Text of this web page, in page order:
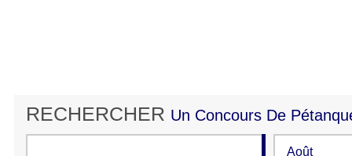
RECHERCHER Un Concours De